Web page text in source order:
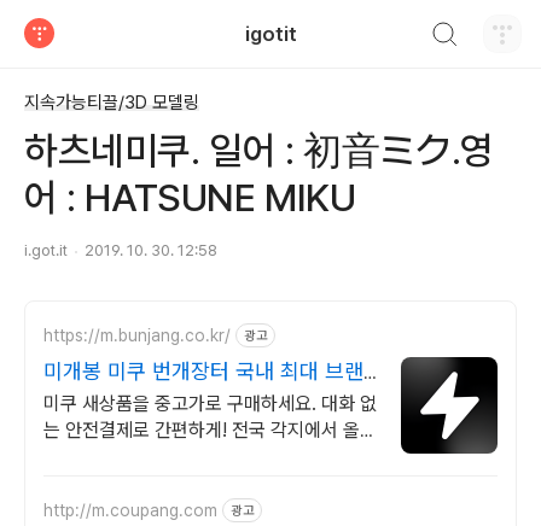
igotit
지속가능티끌/3D 모델링
하츠네미쿠. 일어 : 初音ミク.영
어 : HATSUNE MIKU
i.got.it 2019. 10. 30. 12:58
https://m.bunjang.co.kr/ 광고
미개봉 미쿠 번개장터 국내 최대 브랜
드 중고거래
미쿠 새상품을 중고가로 구매하세요. 대화 없
는 안전결제로 간편하게! 전국 각지에서 올라
http://m.coupang.com 광고